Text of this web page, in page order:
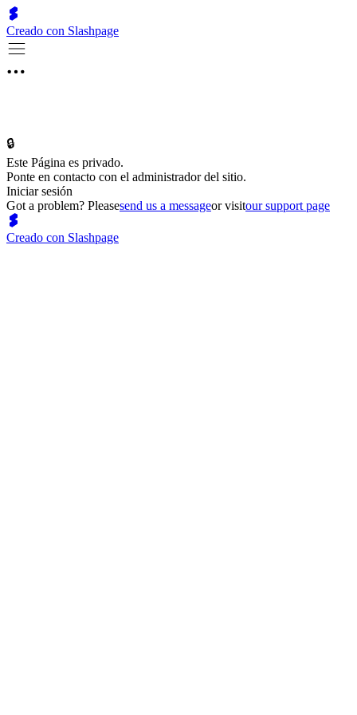
Creado con Slashpage
🔒
Este Página es privado.
Ponte en contacto con el administrador del sitio.
Iniciar sesión
Got a problem? Pleasesend us a messageor visitour support page
Creado con Slashpage